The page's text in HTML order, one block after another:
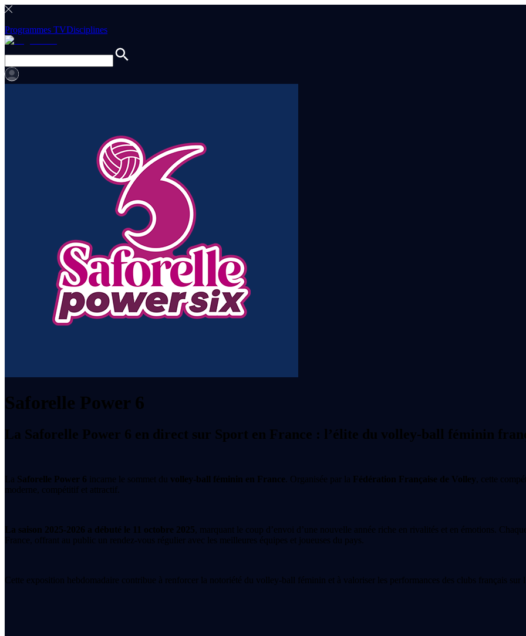
Programmes TVDisciplines
Saforelle Power 6
La Saforelle Power 6 en direct sur Sport en France : l’élite du volley-ball féminin
La Saforelle Power 6 incarne le sommet du volley-ball féminin en France . Organisée par la Fédération Française de Volley, cette
moderne, compétitif et attractif.
La saison 2025-2026 a débuté le 11 octobre 2025, marquant le coup d’envoi d’une nouvelle année riche en rivalités et en émotions.
France, offrant au public un rendez-vous régulier avec les meilleures équipes et joueuses du pays.
Cette exposition hebdomadaire contribue à renforcer la notoriété du volley-ball féminin et à valoriser les performances des clubs français sur